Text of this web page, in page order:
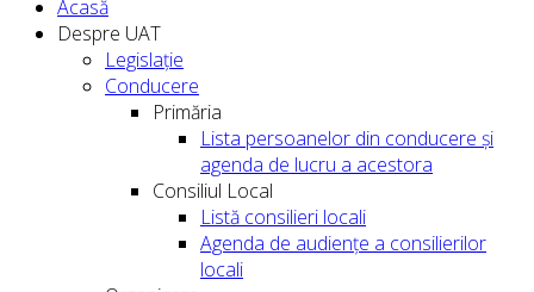
Acasă
Despre UAT
Legislație
Conducere
Primăria
Lista persoanelor din conducere şi
agenda de lucru a acestora
Consiliul Local
Listă consilieri locali
Agenda de audiențe a consilierilor
locali